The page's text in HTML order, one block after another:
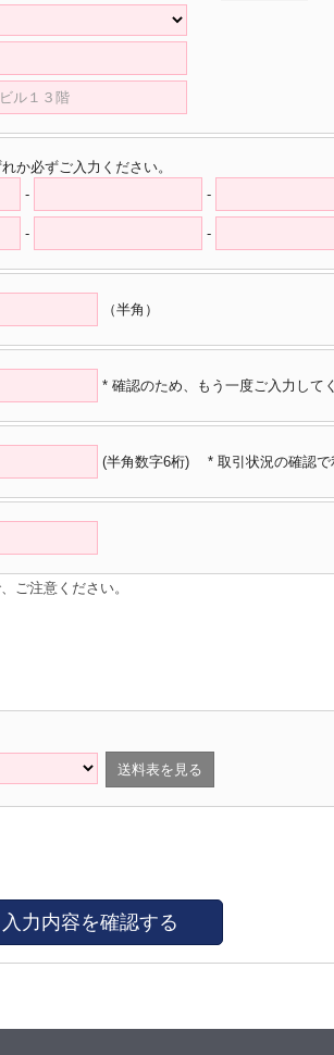
か必ずご入力ください。
- -
- -
（半角）
* 確認のため、もう一度ご入力して
(半角数字6桁) * 取引状況の確認で
ご注意ください。
送料表を見る
入力内容を確認する